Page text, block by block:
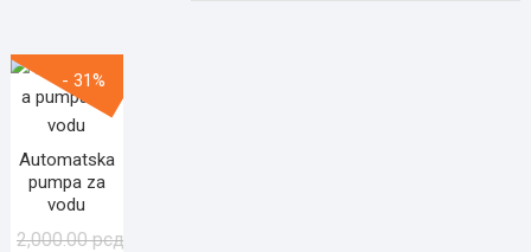
- 31%
Automatska
pumpa za
vodu
2,000.00рсдОригинална
Тренутна